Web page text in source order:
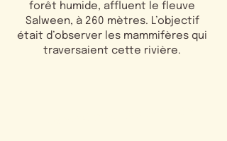
forêt humide, affluent le fleuve
Salween, à 260 mètres. L’objectif
était d’observer les mammifères qui
traversaient cette rivière.